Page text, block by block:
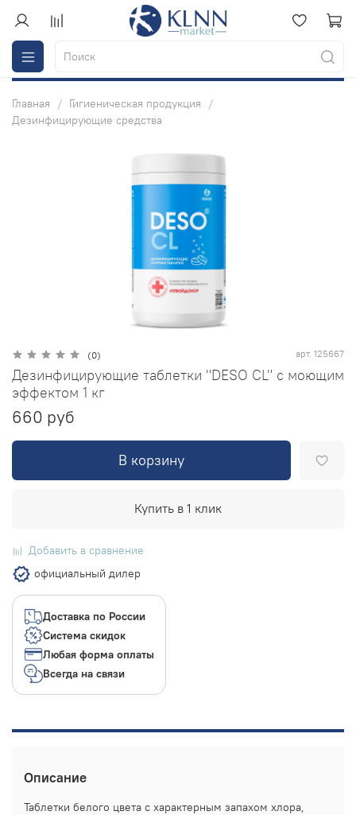
Главная
Гигиеническая продукция
Дезинфицирующие средства
(0) арт. 125667
Дезинфицирующие таблетки "DESO CL" с моющим
эффектом 1 кг
660 руб
В корзину
Купить в 1 клик
Добавить в сравнение
официальный дилер
Доставка по России
Система скидок
Любая форма оплаты
Всегда на связи
Описание
Таблетки белого цвета с характерным запахом хлора,